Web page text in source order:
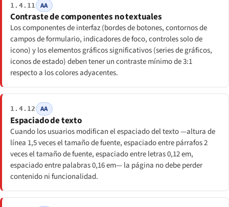
1.4.11 AA
Contraste de componentes no textuales
Los componentes de interfaz (bordes de botones, contornos de
campos de formulario, indicadores de foco, controles solo de
icono) y los elementos gráficos significativos (series de gráficos,
iconos de estado) deben tener un contraste mínimo de 3:1
respecto a los colores adyacentes.
1.4.12 AA
Espaciado de texto
Cuando los usuarios modifican el espaciado del texto —altura de
línea 1,5 veces el tamaño de fuente, espaciado entre párrafos 2
veces el tamaño de fuente, espaciado entre letras 0,12 em,
espaciado entre palabras 0,16 em— la página no debe perder
contenido ni funcionalidad.